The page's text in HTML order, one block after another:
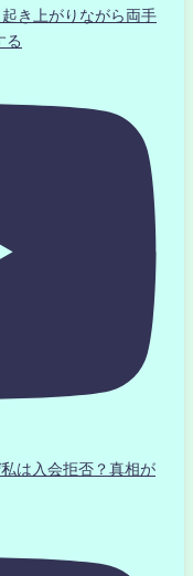
き上がりながら両手
る
は入会拒否？真相が